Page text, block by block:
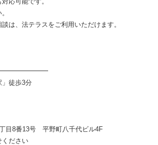
は、法テラスをご利用いただけます。
徒歩3分
目8番13号 平野町八千代ビル4F
ください